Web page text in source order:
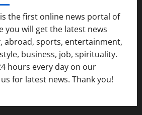
the first online news portal of
you will get the latest news
abroad, sports, entertainment,
business, job, spirituality.
hours every day on our
for latest news. Thank you!